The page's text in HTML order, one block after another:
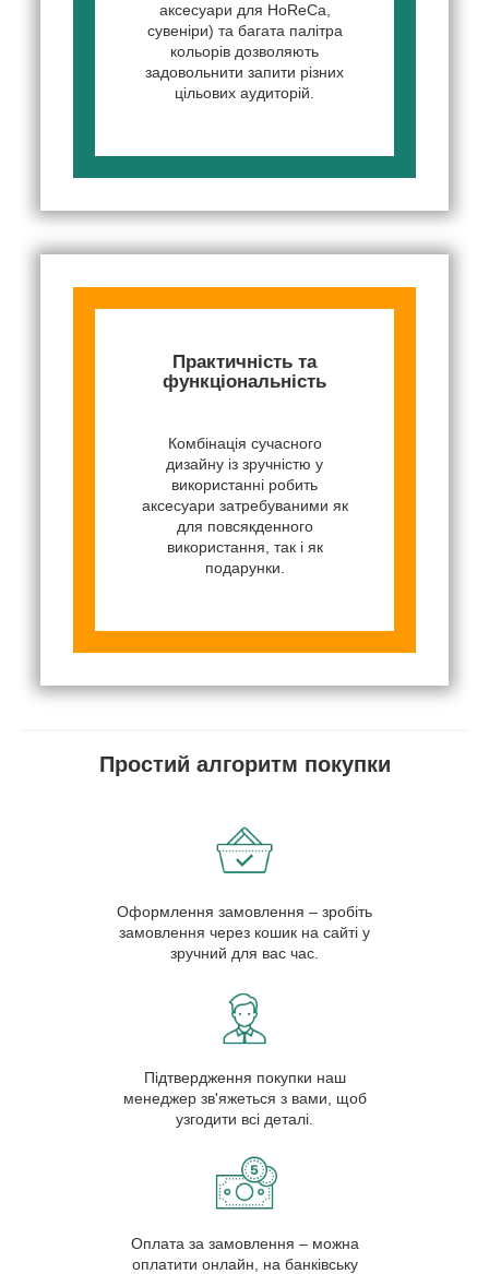
аксесуари для HoReCa,
сувеніри) та багата палітра
кольорів дозволяють
задовольнити запити різних
цільових аудиторій.
Практичність та
функціональність
Комбінація сучасного
дизайну із зручністю у
використанні робить
аксесуари затребуваними як
для повсякденного
використання, так і як
подарунки.
Простий алгоритм покупки
Оформлення замовлення – зробіть
замовлення через кошик на сайті у
зручний для вас час.
Підтвердження покупки наш
менеджер зв'яжеться з вами, щоб
узгодити всі деталі.
Оплата за замовлення – можна
оплатити онлайн, на банківську